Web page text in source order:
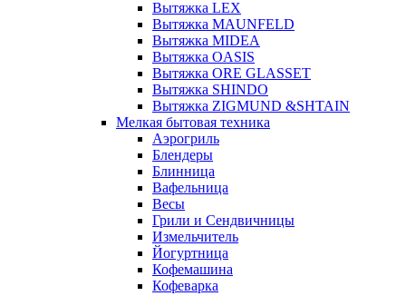
Вытяжка LEX
Вытяжка MAUNFELD
Вытяжка MIDEA
Вытяжка OASIS
Вытяжка ORE GLASSET
Вытяжка SHINDO
Вытяжка ZIGMUND &SHTAIN
Мелкая бытовая техника
Аэрогриль
Блендеры
Блинница
Вафельница
Весы
Грили и Сендвичницы
Измельчитель
Йогуртница
Кофемашина
Кофеварка